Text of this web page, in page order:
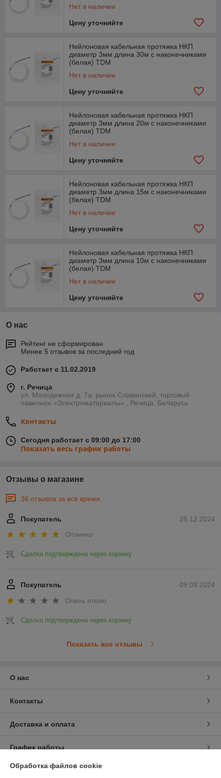
Нет в наличии
Цену уточняйте
Нейлоновая кабельная протяжка НКП
диаметр 3мм длина 30м с наконечниками
(белая) TDM
Нет в наличии
Цену уточняйте
Нейлоновая кабельная протяжка НКП
диаметр 3мм длина 20м с наконечниками
(белая) TDM
Нет в наличии
Цену уточняйте
Нейлоновая кабельная протяжка НКП
диаметр 3мм длина 15м с наконечниками
(белая) TDM
Нет в наличии
Цену уточняйте
Нейлоновая кабельная протяжка НКП
диаметр 3мм длина 10м с наконечниками
(белая) TDM
Нет в наличии
Цену уточняйте
О нас
Рейтинг не сформирован
Менее 5 отзывов за последний год
Работает с 11.02.2019
г. Речица
ул. Молодежная д. 7а, рынок Славянский, торговый
павильон «Электроматериалы» , Речица, Беларусь
Контакты
Сегодня работает с 09:00 до 17:00
Показать весь график работы
Отзывы о магазине
36 отзывов за всё время
25.12.2024
Покупатель
Отлично
Сделка подтверждена через корзину
09.08.2024
Покупатель
Очень плохо
Сделка подтверждена через корзину
Показать все отзывы
О нас
Контакты
Доставка и оплата
График работы
Полная версия сайта
Обработка файлов cookie